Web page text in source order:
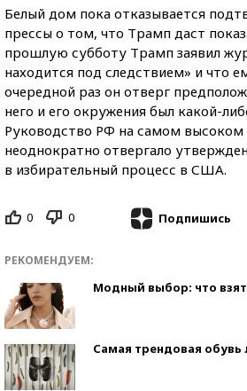
Белый дом пока отказывается
прессы о том, что Трамп даст
прошлую субботу Трамп заявил
находится под следствием» и что
очередной раз он отверг
него и его окружения был какой-
Руководство РФ на самом высоком
неоднократно отвергало
в избирательный процесс в США.
0 0 Подпишись
РЕКОМЕНДУЕМ:
Модный выбор: что
Самая трендовая обувь